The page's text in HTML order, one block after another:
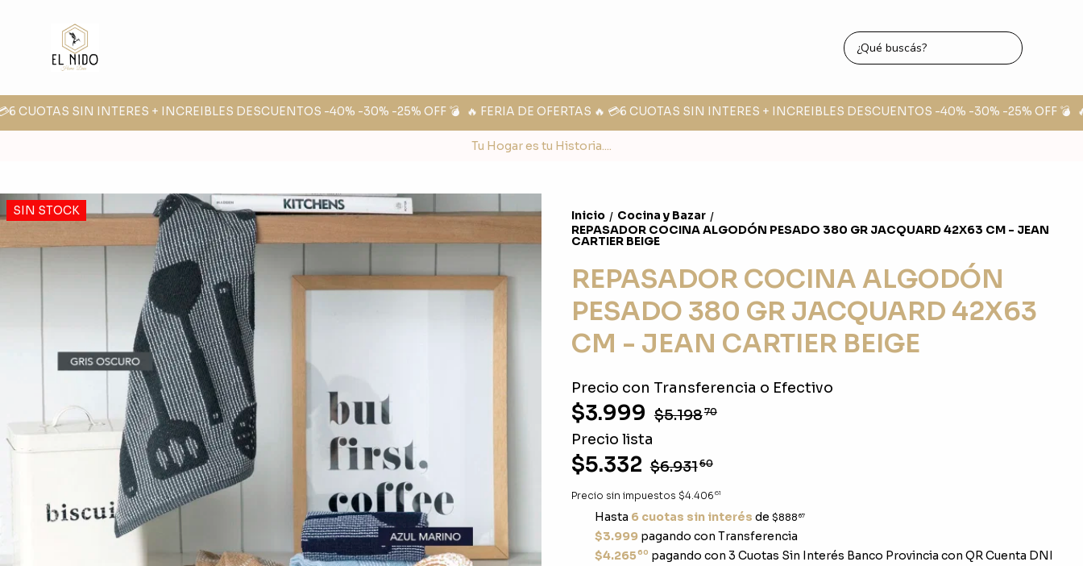
CUOTAS SIN INTERES + INCREIBLES DESCUENTOS -40% -30% -25% OFF 💣 🔥 FERIA DE OFERTAS 🔥 💳6 CUOTAS SIN INTERES + INCREIBLES DESCUENTOS -40% -30% -25% OFF 💣 🔥
Tu Hogar es tu Historia....
SIN STOCK Inicio / Cocina y Bazar /
REPASADOR COCINA ALGODÓN PESADO 380 GR JACQUARD 42X63 CM - JEAN
CARTIER BEIGE
REPASADOR COCINA ALGODÓN
PESADO 380 GR JACQUARD 42X63
CM - JEAN CARTIER BEIGE
Precio con Transferencia o Efectivo
$3.999 $5.19870
Precio lista
$5.332 $6.93160
Precio sin impuestos $4.406 61
Hasta 6 cuotas sin interés de $888 67
$3.999pagando con Transferencia
$4.26560 pagando con 3 Cuotas Sin Interés Banco Provincia con QR Cuenta DNI